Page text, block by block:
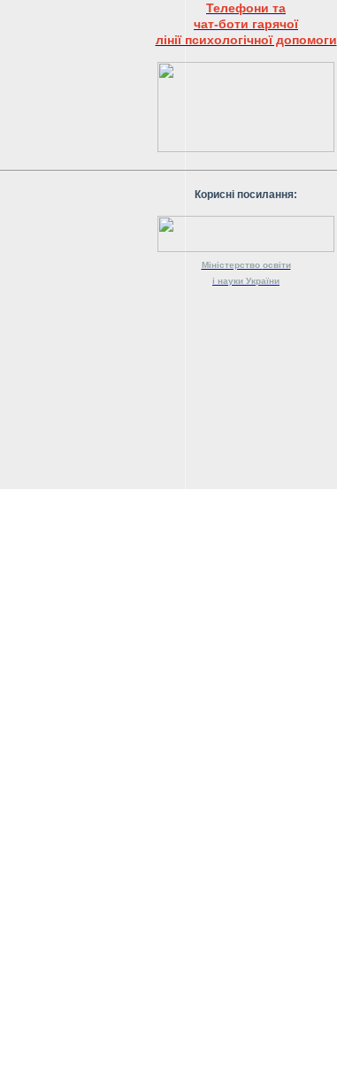
Телефони та
чат-боти гарячої
лінії психологічної допомоги
Корисні посилання:
Міністерство освіти
і науки України